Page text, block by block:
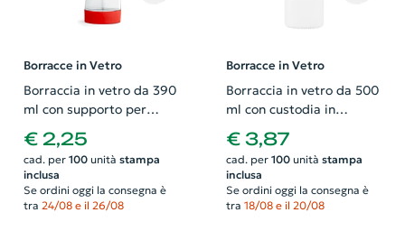
Borracce in Vetro
Borraccia in vetro da 390
ml con supporto per
smartphone
€ 2,25
cad. per 100unità stampa
inclusa
Se ordini oggi la consegna è
tra 24/08 e il 26/08
Borracce in Vetro
Borraccia in vetro da 500
ml con custodia in
neoprene e confezione
regalo
€ 3,87
cad. per 100unità stampa
inclusa
Se ordini oggi la consegna è
tra 18/08 e il 20/08